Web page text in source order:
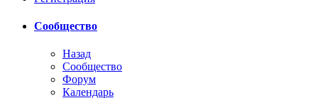
Сообщество
Назад
Сообщество
Форум
Календарь